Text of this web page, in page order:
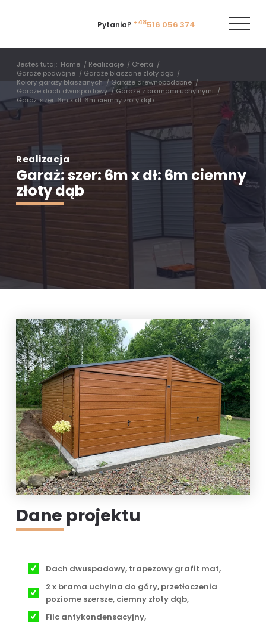
Pytania? +48516 056 374
Jesteś tutaj: Home / Realizacje / Oferta /
Garaże podwójne / Garaże blaszane złoty dąb /
Kolory garaży blaszanych /Garaże drewnopodobne /
Garaże dach dwuspadowy / Garaże z bramami uchylnymi /
Garaż: szer: 6m x dł: 6m ciemny złoty dąb
Realizacja
Garaż: szer: 6m x dł: 6m ciemny
złoty dąb
Dane projektu
Dach dwuspadowy, trapezowy grafit mat,
2 x brama uchylna do góry, przetłoczenia
poziome szersze, ciemny złoty dąb,
Filc antykondensacyjny,